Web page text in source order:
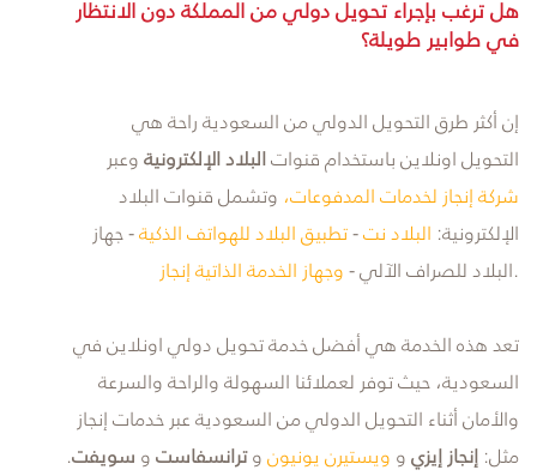
هل ترغب بإجراء تحويل دولي من المملكة دون الانتظار
في طوابير طويلة؟
التحويل اونلاين باستخدام قنواتالبلاد الإلكترونيةوعبر
شركة إنجاز لخدمات المدفوعات، وتشمل قنوات البلاد
الإلكترونية: البلاد نت-تطبيق البلاد للهواتف الذكية- جهاز
البلاد للصراف الآلي -وجهاز الخدمة الذاتية إنجاز
.
تعد هذه الخدمة هي أفضل خدمة تحويل دولي اونلاين في
السعودية، حيث توفر لعملائنا السهولة والراحة والسرعة
والأمانأثناء التحويل الدولي من السعودية عبر خدمات إنجاز
مثل:إنجاز إيزيوويستيرن يونيونوترانسفاستوسويفت.